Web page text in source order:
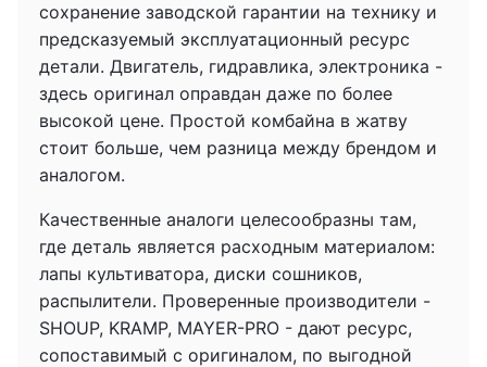
сохранение заводской гарантии на технику и
предсказуемый эксплуатационный ресурс
детали. Двигатель, гидравлика, электроника -
здесь оригинал оправдан даже по более
высокой цене. Простой комбайна в жатву
стоит больше, чем разница между брендом и
аналогом.
Качественные аналоги целесообразны там,
где деталь является расходным материалом:
лапы культиватора, диски сошников,
распылители. Проверенные производители -
SHOUP, KRAMP, MAYER-PRO - дают ресурс,
сопоставимый с оригиналом, по выгодной